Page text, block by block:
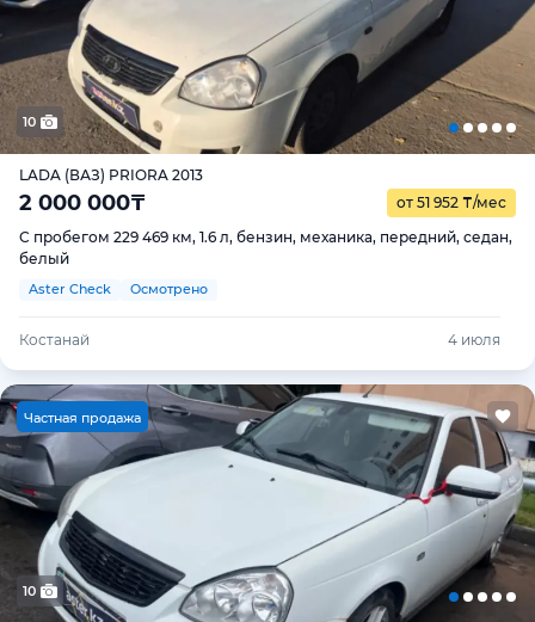
10
LADA (ВАЗ) PRIORA 2013
2 000 000₸ от 51 952 ₸/мес
С пробегом 229 469 км, 1.6 л, бензин, механика, передний, седан,
белый
Aster Check Осмотрено
Костанай 4 июля
Частная продажа
10